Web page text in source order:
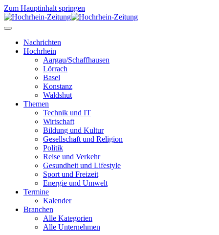
Zum Hauptinhalt springen
Nachrichten
Hochrhein
Aargau/Schaffhausen
Lörrach
Basel
Konstanz
Waldshut
Themen
Technik und IT
Wirtschaft
Bildung und Kultur
Gesellschaft und Religion
Politik
Reise und Verkehr
Gesundheit und Lifestyle
Sport und Freizeit
Energie und Umwelt
Termine
Kalender
Branchen
Alle Kategorien
Alle Unternehmen